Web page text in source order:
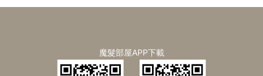
魔髮部屋APP下載